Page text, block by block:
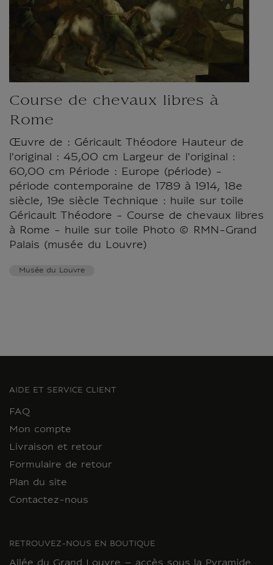
Course de chevaux libres à
Rome
Œuvre de : Géricault Théodore Hauteur de
l'original : 45,00 cm Largeur de l'original :
60,00 cm Période : Europe (période) -
période contemporaine de 1789 à 1914, 18e
siècle, 19e siècle Technique : huile sur toile
Géricault Théodore - Course de chevaux libres
à Rome - huile sur toile Photo © RMN-Grand
Palais (musée du Louvre)
Musée du Louvre
AIDE ET SERVICE CLIENT
FAQ
Mon compte
Livraison et retour
Formulaire de retour
Plan du site
Contactez-nous
RETROUVEZ-NOUS EN BOUTIQUE
Allée du Grand Louvre – accès sous la Pyramide